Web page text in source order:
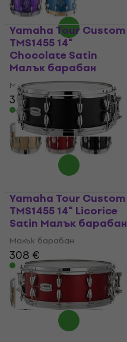
Yamaha Tour Custom
TMS1455 14"
Chocolate Satin
Малък барабан
Малък барабан
308 €
В наличност
Yamaha Tour Custom
TMS1455 14" Licorice
Satin Малък барабан
Малък барабан
308 €
В наличност